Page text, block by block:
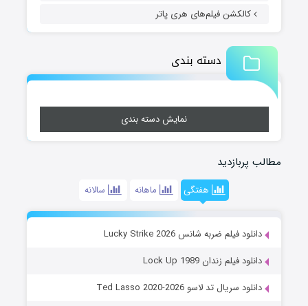
کالکشن فیلم‌های هری پاتر
دسته بندی
نمایش دسته بندی
مطالب پربازدید
هفتگی ماهانه سالانه
دانلود فیلم ضربه شانس Lucky Strike 2026
دانلود فیلم زندان Lock Up 1989
دانلود سریال تد لاسو Ted Lasso 2020-2026